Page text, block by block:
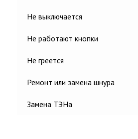
Не выключается
Не работают кнопки
Не греется
Ремонт или замена шнура
Замена ТЭНа